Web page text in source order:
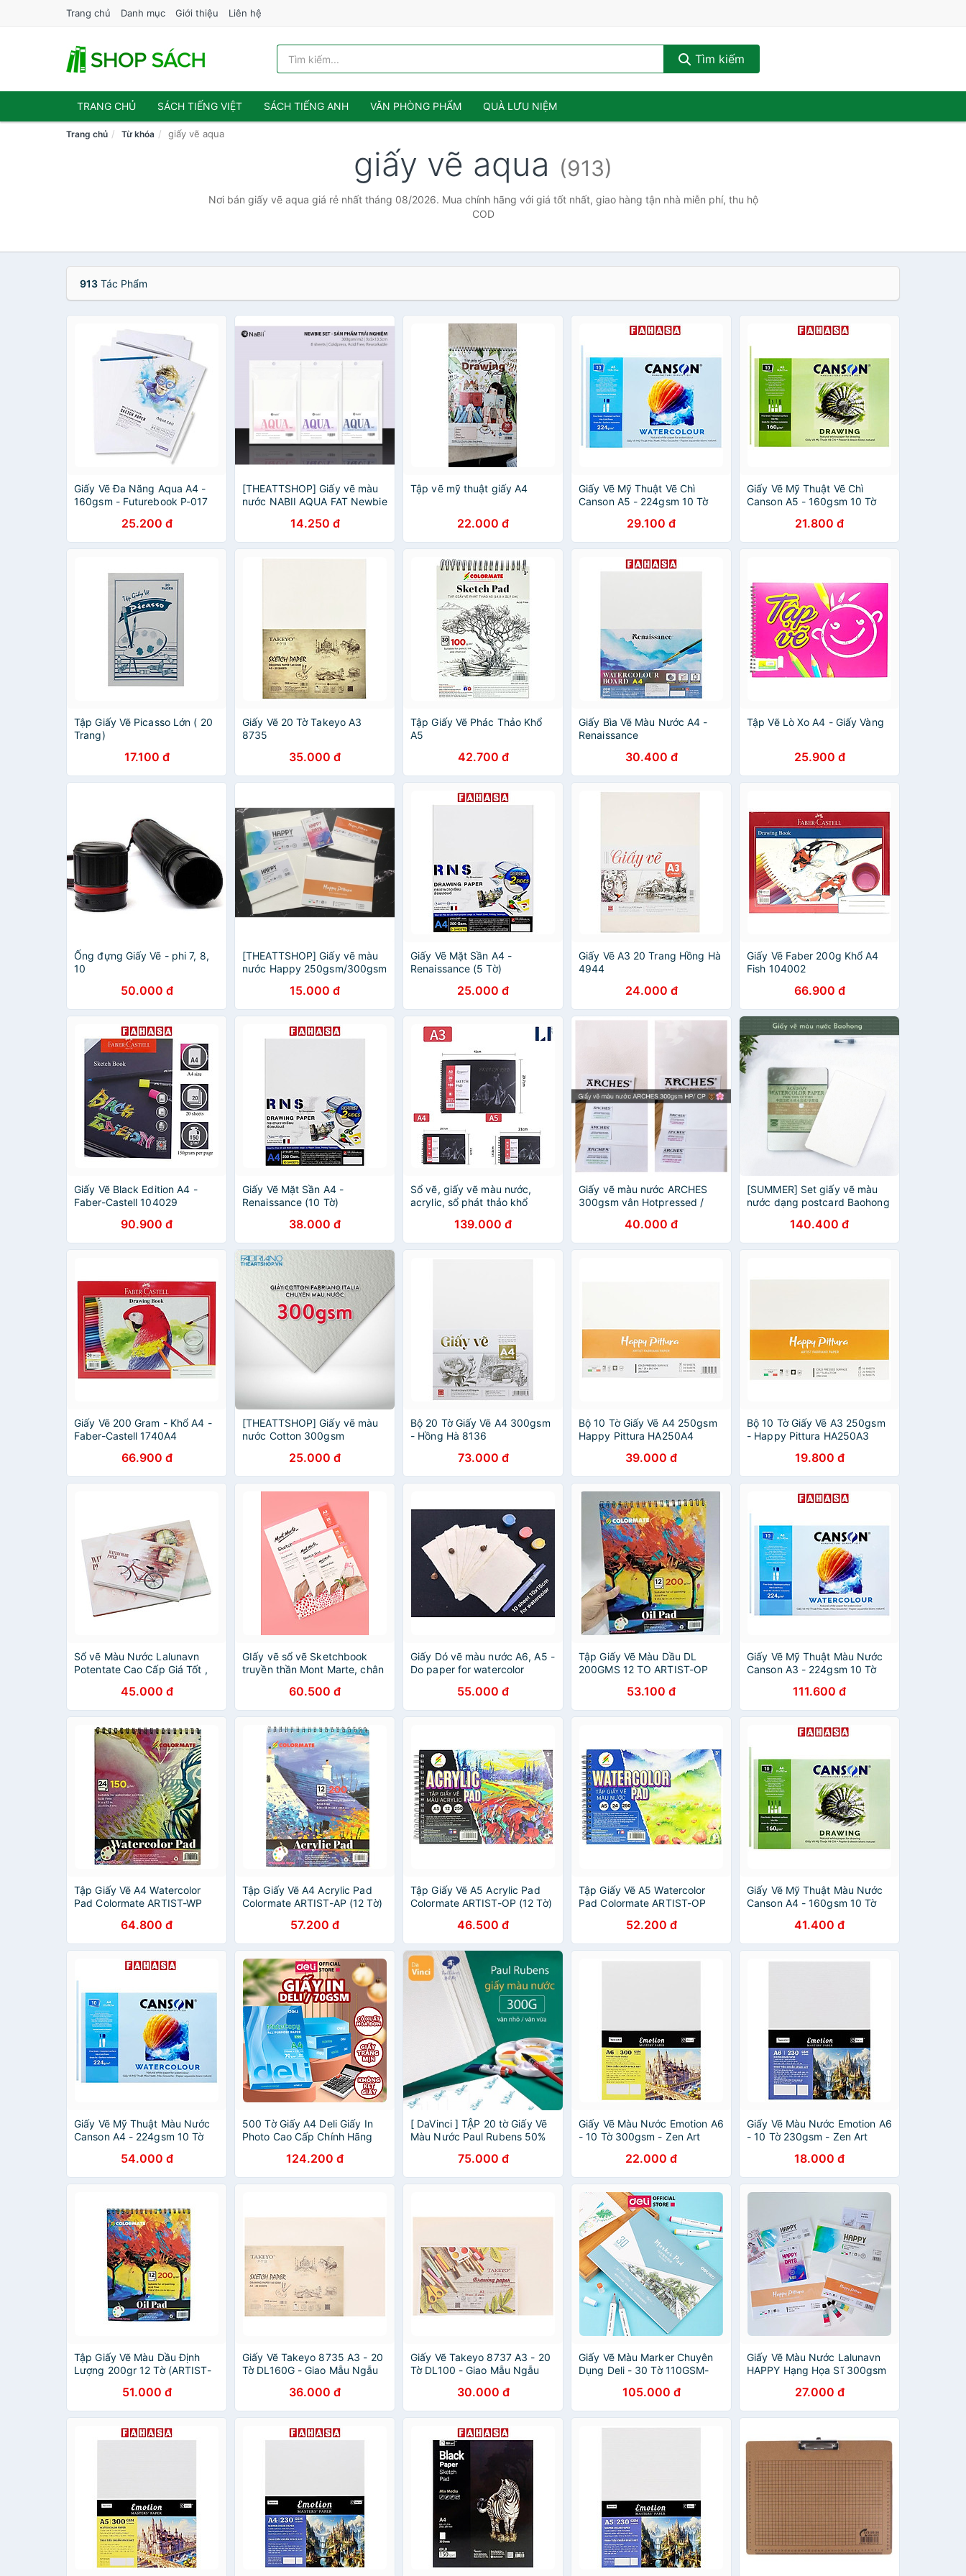
Trang chủ Danh mục Giới thiệu Liên hệ
Tìm kiếm
TRANG CHỦ SÁCH TIẾNG VIỆT SÁCH TIẾNG ANH VĂN PHÒNG PHẨM QUÀ LƯU NIỆM
Trang chủ Từ khóa giấy vẽ aqua
giấy vẽ aqua (913)
Nơi bán giấy vẽ aqua giá rẻ nhất tháng 08/2026. Mua chính hãng với giá tốt nhất, giao hàng tận nhà miễn phí, thu hộ
COD
913 Tác Phẩm
Giấy Vẽ Đa Năng Aqua A4 -
160gsm - Futurebook P-017
25.200 đ
[THEATTSHOP] Giấy vẽ màu
nước NABII AQUA FAT Newbie
14.250 đ
Tập vẽ mỹ thuật giấy A4
22.000 đ
Giấy Vẽ Mỹ Thuật Vẽ Chì
Canson A5 - 224gsm 10 Tờ
29.100 đ
Giấy Vẽ Mỹ Thuật Vẽ Chì
Canson A5 - 160gsm 10 Tờ
21.800 đ
Tập Giấy Vẽ Picasso Lớn ( 20
Trang)
17.100 đ
Giấy Vẽ 20 Tờ Takeyo A3
8735
35.000 đ
Tập Giấy Vẽ Phác Thảo Khổ
A5
42.700 đ
Giấy Bìa Vẽ Màu Nước A4 -
Renaissance
30.400 đ
Tập Vẽ Lò Xo A4 - Giấy Vàng
25.900 đ
Ống đựng Giấy Vẽ - phi 7, 8,
10
50.000 đ
[THEATTSHOP] Giấy vẽ màu
nước Happy 250gsm/300gsm
15.000 đ
Giấy Vẽ Mặt Sần A4 -
Renaissance (5 Tờ)
25.000 đ
Giấy Vẽ A3 20 Trang Hồng Hà
4944
24.000 đ
Giấy Vẽ Faber 200g Khổ A4
Fish 104002
66.900 đ
Giấy Vẽ Black Edition A4 -
Faber-Castell 104029
90.900 đ
Giấy Vẽ Mặt Sần A4 -
Renaissance (10 Tờ)
38.000 đ
Sổ vẽ, giấy vẽ màu nước,
acrylic, sổ phát thảo khổ
139.000 đ
Giấy vẽ màu nước ARCHES
300gsm vân Hotpressed /
40.000 đ
[SUMMER] Set giấy vẽ màu
nước dạng postcard Baohong
140.400 đ
Giấy Vẽ 200 Gram - Khổ A4 -
Faber-Castell 1740A4
66.900 đ
[THEATTSHOP] Giấy vẽ màu
nước Cotton 300gsm
25.000 đ
Bộ 20 Tờ Giấy Vẽ A4 300gsm
- Hồng Hà 8136
73.000 đ
Bộ 10 Tờ Giấy Vẽ A4 250gsm
Happy Pittura HA250A4
39.000 đ
Bộ 10 Tờ Giấy Vẽ A3 250gsm
- Happy Pittura HA250A3
19.800 đ
Sổ vẽ Màu Nước Lalunavn
Potentate Cao Cấp Giá Tốt ,
45.000 đ
GIấy vẽ sổ vẽ Sketchbook
truyền thần Mont Marte, chân
thuật -Lalunavn- B12
60.500 đ
Giấy Dó vẽ màu nước A6, A5 -
Do paper for watercolor
55.000 đ
Tập Giấy Vẽ Màu Dầu DL
200GMS 12 TO ARTIST-OP
53.100 đ
Giấy Vẽ Mỹ Thuật Màu Nước
Canson A3 - 224gsm 10 Tờ
111.600 đ
Tập Giấy Vẽ A4 Watercolor
Pad Colormate ARTIST-WP
64.800 đ
Tập Giấy Vẽ A4 Acrylic Pad
Colormate ARTIST-AP (12 Tờ)
57.200 đ
Tập Giấy Vẽ A5 Acrylic Pad
Colormate ARTIST-OP (12 Tờ)
46.500 đ
Tập Giấy Vẽ A5 Watercolor
Pad Colormate ARTIST-OP
52.200 đ
Giấy Vẽ Mỹ Thuật Màu Nước
Canson A4 - 160gsm 10 Tờ
41.400 đ
Giấy Vẽ Mỹ Thuật Màu Nước
Canson A4 - 224gsm 10 Tờ
54.000 đ
500 Tờ Giấy A4 Deli Giấy In
Photo Cao Cấp Chính Hãng
124.200 đ
[ DaVinci ] TẬP 20 tờ Giấy Vẽ
Màu Nước Paul Rubens 50%
75.000 đ
Giấy Vẽ Màu Nước Emotion A6
- 10 Tờ 300gsm - Zen Art
22.000 đ
Giấy Vẽ Màu Nước Emotion A6
- 10 Tờ 230gsm - Zen Art
18.000 đ
Tập Giấy Vẽ Màu Dầu Định
Lượng 200gr 12 Tờ (ARTIST-
51.000 đ
Giấy Vẽ Takeyo 8735 A3 - 20
Tờ DL160G - Giao Mẫu Ngẫu
36.000 đ
Giấy Vẽ Takeyo 8737 A3 - 20
Tờ DL100 - Giao Mẫu Ngẫu
30.000 đ
Giấy Vẽ Màu Marker Chuyên
Dụng Deli - 30 Tờ 110GSM-
105.000 đ
Giấy Vẽ Màu Nước Lalunavn
HAPPY Hạng Họa Sĩ 300gsm
27.000 đ